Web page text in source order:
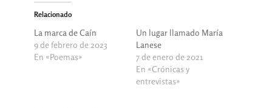
Relacionado
La marca de Caín
9 de febrero de 2023
En «Poemas»
Un lugar llamado María
Lanese
7 de enero de 2021
En «Crónicas y
entrevistas»